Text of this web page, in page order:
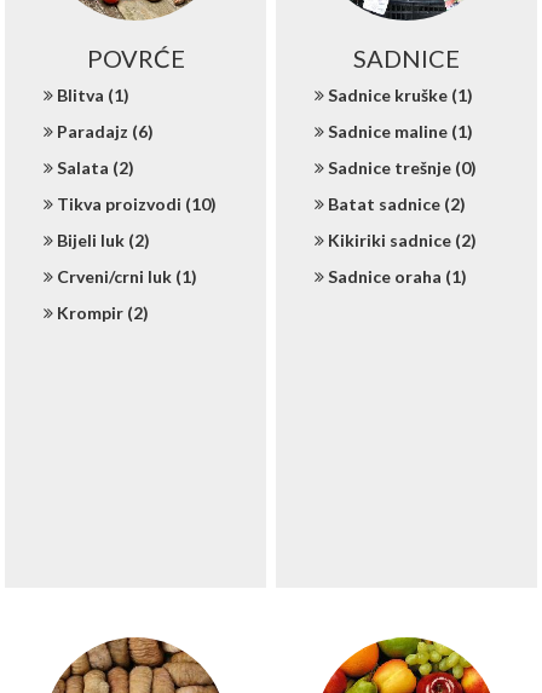
POVRĆE
Blitva (1)
Paradajz (6)
Salata (2)
Tikva proizvodi (10)
Bijeli luk (2)
Crveni/crni luk (1)
Krompir (2)
SADNICE
Sadnice kruške (1)
Sadnice maline (1)
Sadnice trešnje (0)
Batat sadnice (2)
Kikiriki sadnice (2)
Sadnice oraha (1)